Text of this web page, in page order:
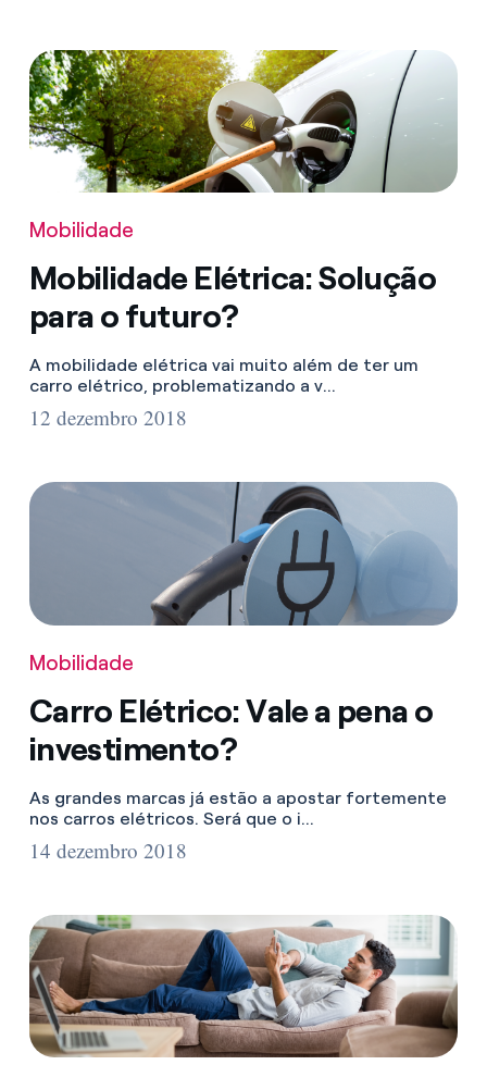
Mobilidade
Mobilidade Elétrica: Solução
para o futuro?
A mobilidade elétrica vai muito além de ter um
carro elétrico, problematizando a v...
12 dezembro 2018
Mobilidade
Carro Elétrico: Vale a pena o
investimento?
As grandes marcas já estão a apostar fortemente
nos carros elétricos. Será que o i...
14 dezembro 2018